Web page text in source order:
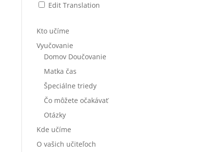
Edit Translation
Kto učíme
Vyučovanie
Domov Doučovanie
Matka čas
Špeciálne triedy
Čo môžete očakávať
Otázky
Kde učíme
O vašich učiteľoch